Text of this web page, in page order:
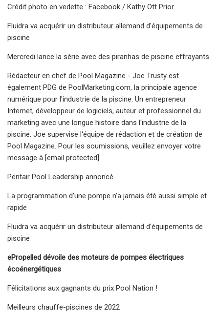
Crédit photo en vedette : Facebook / Kathy Ott Prior
Fluidra va acquérir un distributeur allemand d'équipements de
piscine
Mercredi lance la série avec des piranhas de piscine effrayants
Rédacteur en chef de Pool Magazine - Joe Trusty est
également PDG de PoolMarketing.com, la principale agence
numérique pour l'industrie de la piscine. Un entrepreneur
Internet, développeur de logiciels, auteur et professionnel du
marketing avec une longue histoire dans l'industrie de la
piscine. Joe supervise l'équipe de rédaction et de création de
Pool Magazine. Pour les soumissions, veuillez envoyer votre
message à [email protected]
Pentair Pool Leadership annoncé
La programmation d'une pompe n'a jamais été aussi simple et
rapide
Fluidra va acquérir un distributeur allemand d'équipements de
piscine
ePropelled dévoile des moteurs de pompes électriques
écoénergétiques
Félicitations aux gagnants du prix Pool Nation !
Meilleurs chauffe-piscines de 2022